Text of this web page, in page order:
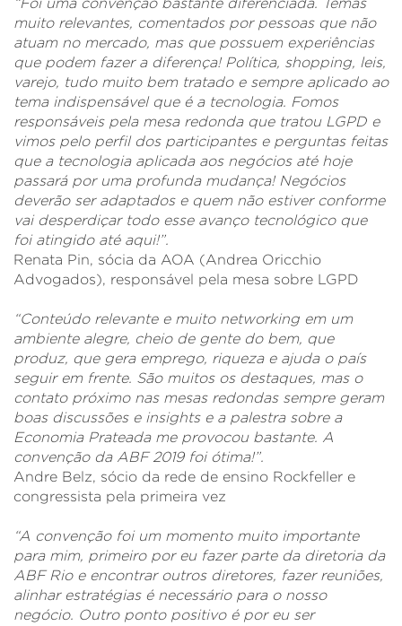
“Foi uma convenção bastante diferenciada. Temas
muito relevantes, comentados por pessoas que não
atuam no mercado, mas que possuem experiências
que podem fazer a diferença! Política, shopping, leis,
varejo, tudo muito bem tratado e sempre aplicado ao
tema indispensável que é a tecnologia. Fomos
responsáveis pela mesa redonda que tratou LGPD e
vimos pelo perfil dos participantes e perguntas feitas
que a tecnologia aplicada aos negócios até hoje
passará por uma profunda mudança! Negócios
deverão ser adaptados e quem não estiver conforme
vai desperdiçar todo esse avanço tecnológico que
foi atingido até aqui!”.
Renata Pin, sócia da AOA (Andrea Oricchio
Advogados), responsável pela mesa sobre LGPD
“Conteúdo relevante e muito networking em um
ambiente alegre, cheio de gente do bem, que
produz, que gera emprego, riqueza e ajuda o país
seguir em frente. São muitos os destaques, mas o
contato próximo nas mesas redondas sempre geram
boas discussões e insights e a palestra sobre a
Economia Prateada me provocou bastante. A
convenção da ABF 2019 foi ótima!”.
Andre Belz, sócio da rede de ensino Rockfeller e
congressista pela primeira vez
“A convenção foi um momento muito importante
para mim, primeiro por eu fazer parte da diretoria da
ABF Rio e encontrar outros diretores, fazer reuniões,
alinhar estratégias é necessário para o nosso
negócio. Outro ponto positivo é por eu ser